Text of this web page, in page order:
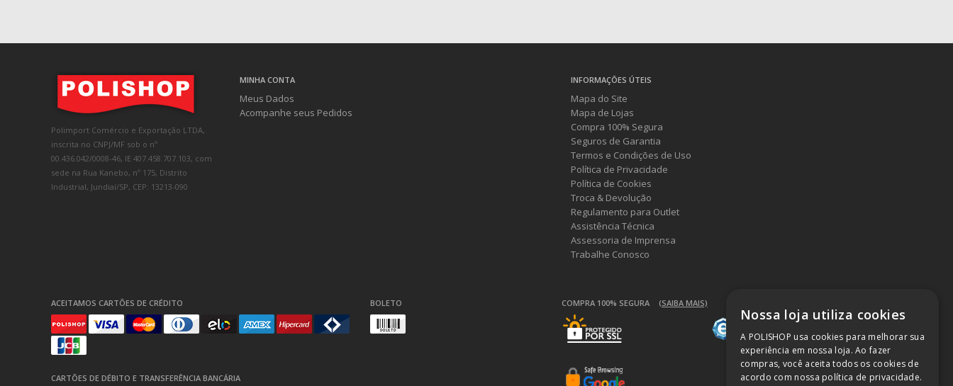
Polimport Comércio e Exportação LTDA,
inscrita no CNPJ/MF sob o nº
00.436.042/0008-46, IE 407.458.707.103, com
sede na Rua Kanebo, nº 175, Distrito
Industrial, Jundiaí/SP, CEP: 13213-090
MINHA CONTA
Meus Dados
Acompanhe seus Pedidos
INFORMAÇÕES ÚTEIS
Mapa do Site
Mapa de Lojas
Compra 100% Segura
Seguros de Garantia
Termos e Condições de Uso
Política de Privacidade
Política de Cookies
Troca & Devolução
Regulamento para Outlet
Assistência Técnica
Assessoria de Imprensa
Trabalhe Conosco
ACEITAMOS CARTÕES DE CRÉDITO
CARTÕES DE DÉBITO E TRANSFERÊNCIA BANCÁRIA
BOLETO COMPRA 100% SEGURA (SAIBA MAIS)
Nossa loja utiliza cookies
A POLISHOP usa cookies para melhorar sua
experiência em nossa loja. Ao fazer
compras, você aceita todos os cookies de
acordo com nossa política de privacidade.